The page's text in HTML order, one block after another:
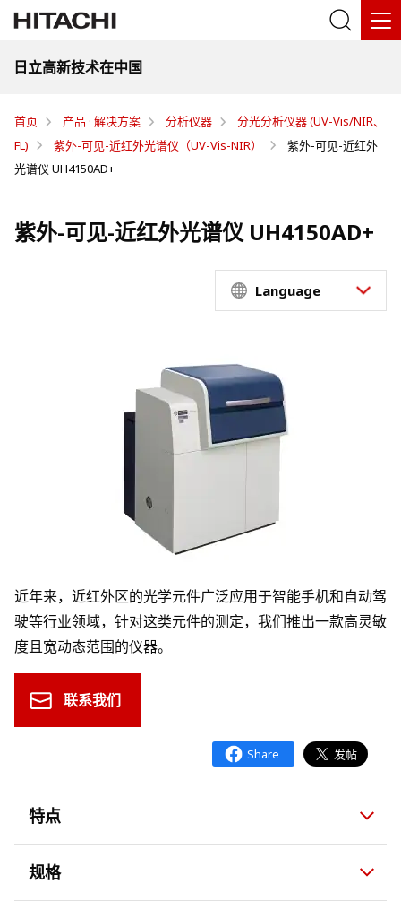
日立高新技术在中国
首页 产品 · 解决方案 分析仪器
分光分析仪器 (UV-Vis/NIR、
FL)
紫外-可见-近红外光谱仪（UV-Vis-NIR）
紫外-可见-近红外
光谱仪 UH4150AD+
紫外-可见-近红外光谱仪 UH4150AD+
Language
近年来，近红外区的光学元件广泛应用于智能手机和自动驾
驶等行业领域，针对这类元件的测定，我们推出一款高灵敏
度且宽动态范围的仪器。
联系我们
特点
规格